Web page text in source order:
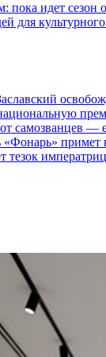
идет
для
самозванцев —
примет
тезок